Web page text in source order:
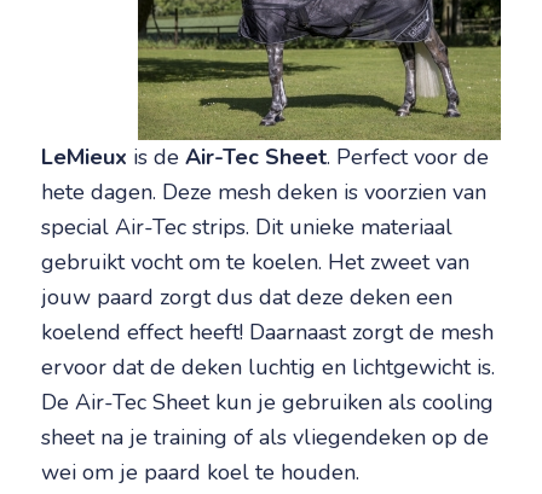
LeMieux is de Air-Tec Sheet. Perfect voor de
hete dagen. Deze mesh deken is voorzien van
special Air-Tec strips. Dit unieke materiaal
gebruikt vocht om te koelen. Het zweet van
jouw paard zorgt dus dat deze deken een
koelend effect heeft! Daarnaast zorgt de mesh
ervoor dat de deken luchtig en lichtgewicht is.
De Air-Tec Sheet kun je gebruiken als cooling
sheet na je training of als vliegendeken op de
wei om je paard koel te houden.